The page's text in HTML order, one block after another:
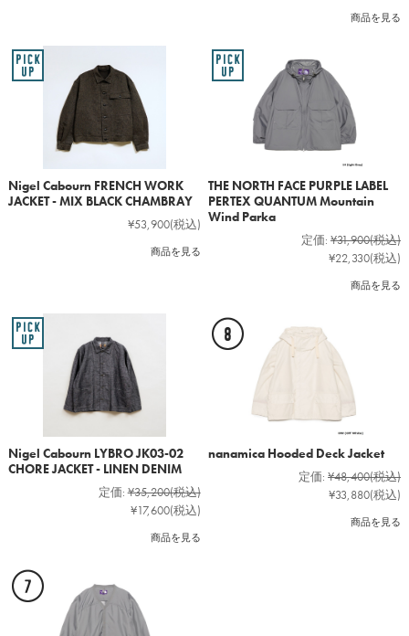
商品を見る
Nigel Cabourn FRENCH WORK
JACKET - MIX BLACK CHAMBRAY
¥53,900(税込)
商品を見る
THE NORTH FACE PURPLE LABEL
PERTEX QUANTUM Mountain
Wind Parka
定価: ¥31,900(税込)
¥22,330(税込)
商品を見る
Nigel Cabourn LYBRO JK03-02
CHORE JACKET - LINEN DENIM
定価: ¥35,200(税込)
¥17,600(税込)
商品を見る
nanamica Hooded Deck Jacket
定価: ¥48,400(税込)
¥33,880(税込)
商品を見る